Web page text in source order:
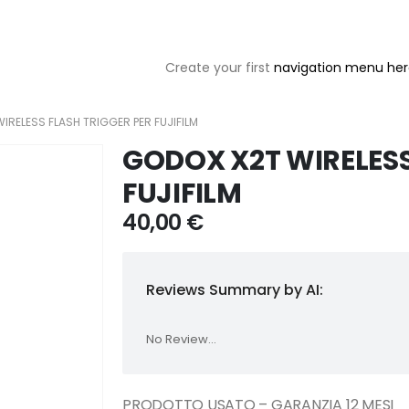
Create your first navigation menu
FLASH TRIGGER PER FUJIFILM
GODOX X2T
FUJIFILM
40,00 €
Reviews Summary by AI:
No Review...